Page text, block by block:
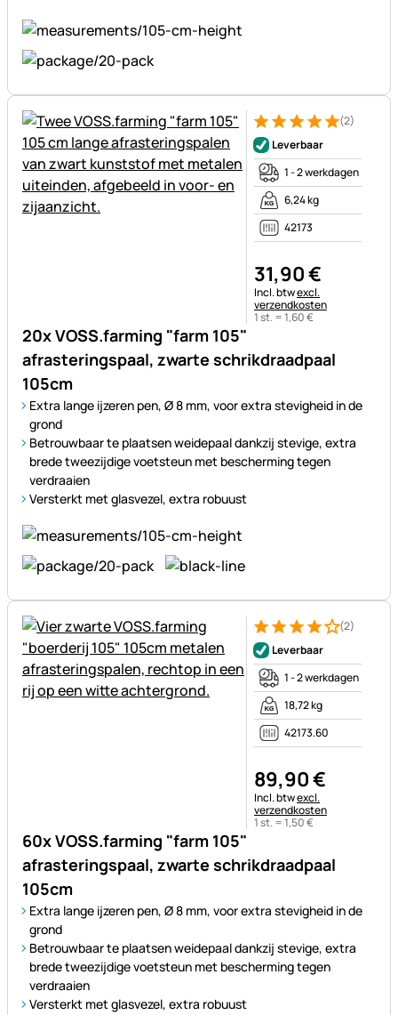
20x VOSS.farming "farm 105"
afrasteringspaal, zwarte schrikdraadpaal
105cm
Extra lange ijzeren pen, Ø 8 mm, voor extra stevigheid in de
grond
Betrouwbaar te plaatsen weidepaal dankzij stevige, extra
brede tweezijdige voetsteun met bescherming tegen
verdraaien
Versterkt met glasvezel, extra robuust
Beoordeling: 5 van 5 (2
2 Bewertungen
(2)
Leverbaar
1 - 2 werkdagen
6,24 kg
42173
31,90€
Belastinginformatie:
Incl. btwexcl.
verzendkosten
1 st. =1,60€
60x VOSS.farming "farm 105"
afrasteringspaal, zwarte schrikdraadpaal
105cm
Extra lange ijzeren pen, Ø 8 mm, voor extra stevigheid in de
grond
Betrouwbaar te plaatsen weidepaal dankzij stevige, extra
brede tweezijdige voetsteun met bescherming tegen
verdraaien
Versterkt met glasvezel, extra robuust
Beoordeling: 4 van 5 (2
2 Bewertungen
(2)
Leverbaar
1 - 2 werkdagen
18,72 kg
42173.60
89,90€
Belastinginformatie:
Incl. btwexcl.
verzendkosten
1 st. =1,50€